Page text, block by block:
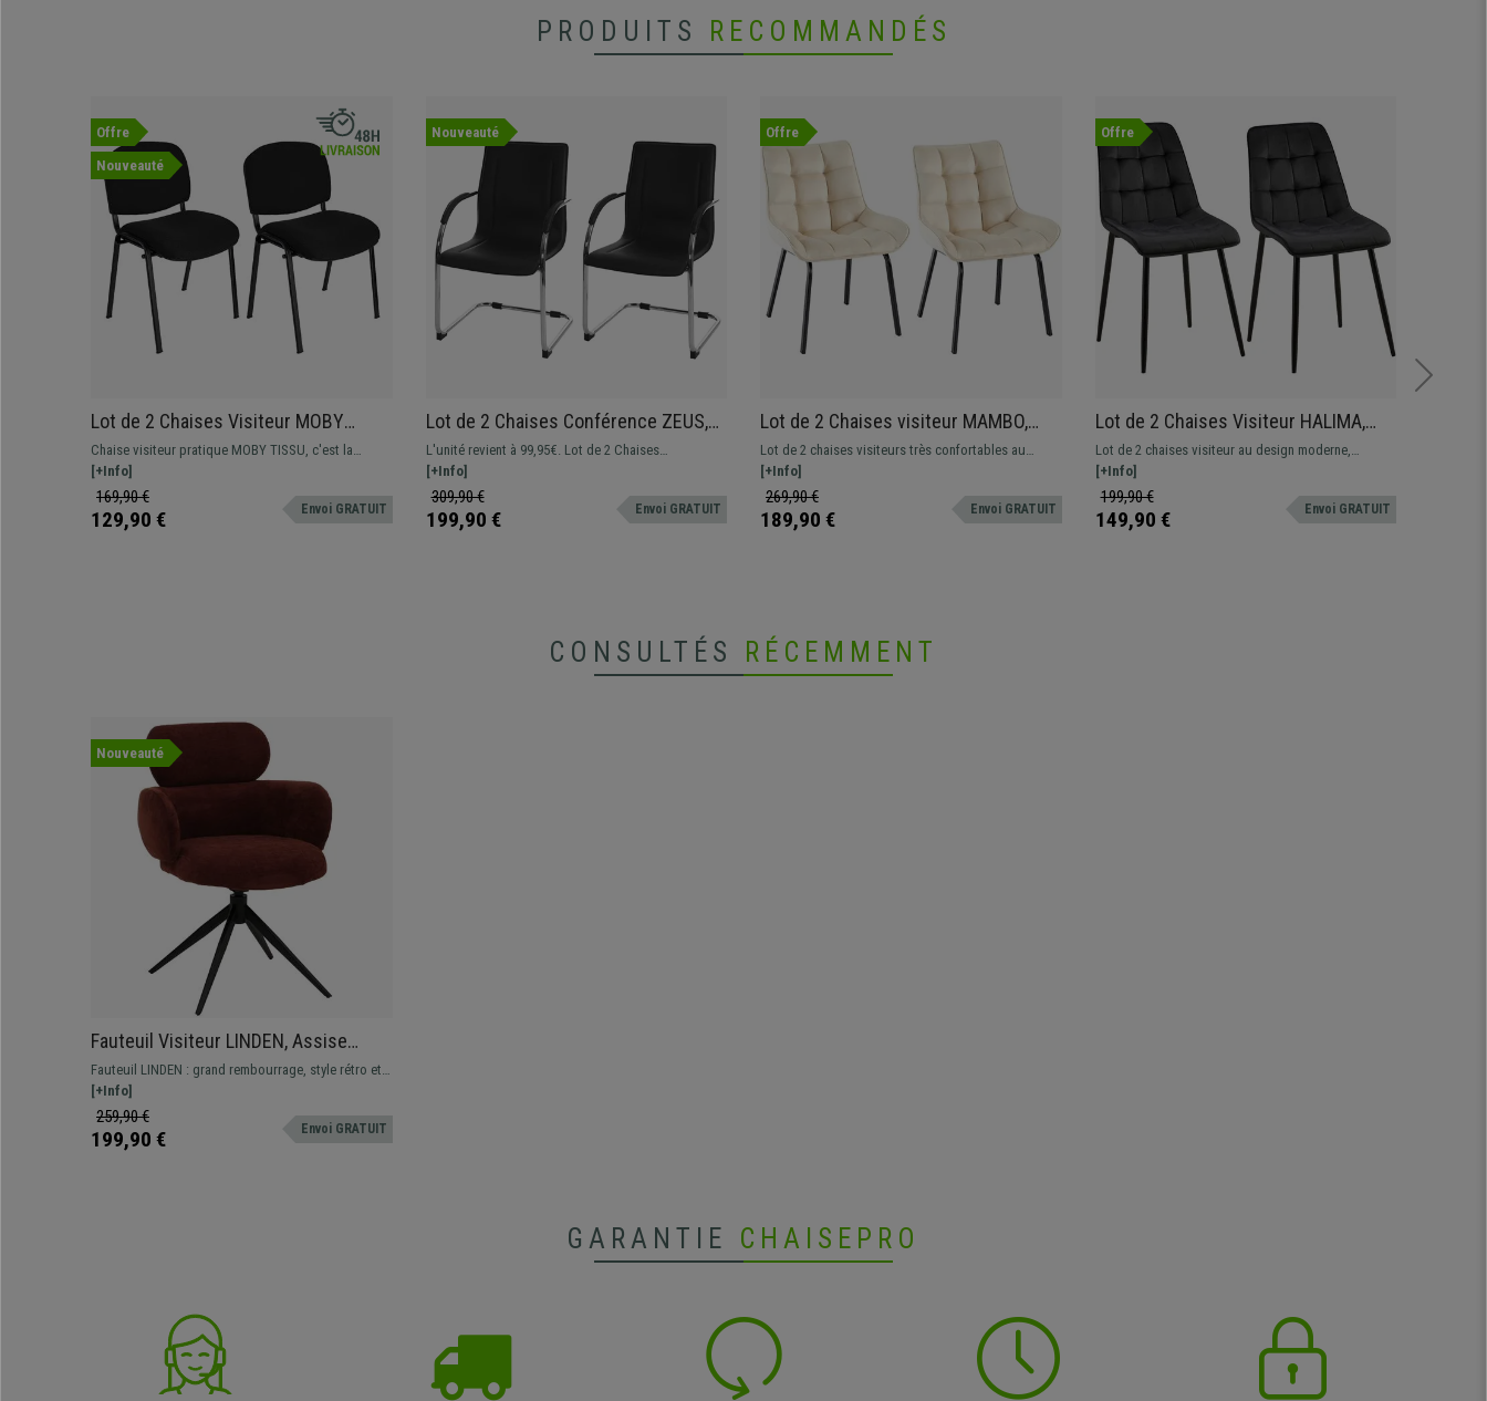
PRODUITS RECOMMANDÉS
Offre
Nouveauté
Lot de 2 Chaises Visiteur MOBY
TISSU, Très Confortable, Piétement
Noir, en Tissu, Noir
Chaise visiteur pratique MOBY TISSU, c'est la
chaise visiteur par excellence avec des lignes
classiques pour que les clients puissent s'asseoir, à
placer dans les salles d'attente...
[+Info]
169,90 €
129,90 € Envoi GRATUIT
Nouveauté
Lot de 2 Chaises Conférence ZEUS,
Structure métallique, Design exclusif
et Revêtement en Cuir, Noir
L'unité revient à 99,95€. Lot de 2 Chaises
Conférence design ZEUS. Un modèle avec un design
exclusif. Assise et dossier amples avec revêtement
en cuir synthétique de grande qualité.
[+Info]
309,90 €
199,90 € Envoi GRATUIT
Offre
Lot de 2 Chaises visiteur MAMBO,
Rembourrage Épais, Piétement
métallique, en Velours Crème
Lot de 2 chaises visiteurs très confortables au
design moderne. Elles apporteront une touche
d'élégance à votre bureau, votre cabinet ou votre
salle d'attente.
[+Info]
269,90 €
189,90 € Envoi GRATUIT
Offre
Lot de 2 Chaises Visiteur HALIMA,
Rembourrage Épais, Structure
Métallique, en Velours, Noir
Lot de 2 chaises visiteur au design moderne,
revêtement en tissu type velours. Structure
metallique noire.
[+Info]
199,90 €
149,90 € Envoi GRATUIT
CONSULTÉS RÉCEMMENT
Nouveauté
Fauteuil Visiteur LINDEN, Assise
Pivotante, Rembourrage Confortable,
couleur Marron/Rouge
Fauteuil LINDEN : grand rembourrage, style rétro et
design original. Revêtement en tissu chenille, doux
au toucher. Pivotant à 360º
[+Info]
259,90 €
199,90 € Envoi GRATUIT
GARANTIE CHAISEPRO